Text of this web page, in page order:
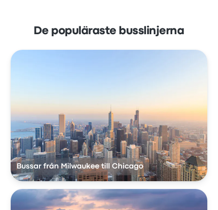
De populäraste busslinjerna
Bussar från Milwaukee till Chicago